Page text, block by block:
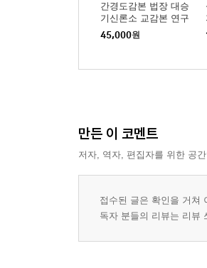
간경도감본 법장 대승
기신론소 교감본 연구
45,000원
만든 이 코멘트
저자, 역자, 편집자를 위한 공
접수된 글은 확인을 거쳐
독자 분들의 리뷰는 리뷰